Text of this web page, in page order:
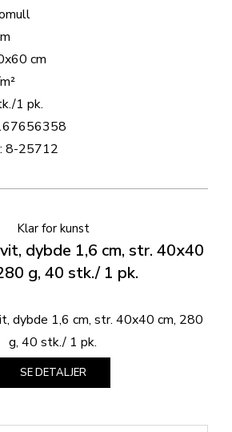
cm
1 pk.
8-25712
Klar for kunst
dybde 1,6 cm, str. 40x40
g, 40 stk./ 1 pk.
SE DETALJER